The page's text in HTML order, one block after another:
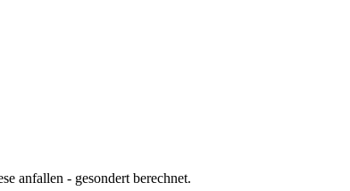
anfallen - gesondert berechnet.